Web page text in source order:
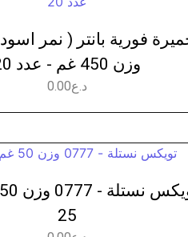
وزن 450 غم - عدد 20
د.ع0.00
25